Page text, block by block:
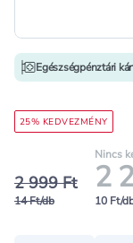
Egészségpénztári
25% KEDVEZMÉNY
2 999 Ft
14 Ft/db
Nincs
2
10 Ft/